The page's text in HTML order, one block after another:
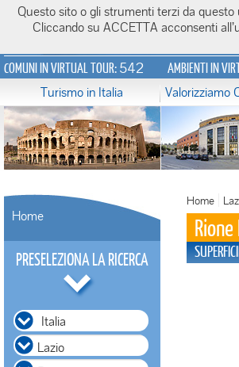
Italiavirtualtour.it
COMUNI IN VIRTUAL TOUR:542 AMBIENTI IN
Turismo in Italia Valorizziamo
Home
PRESELEZIONA LA RICERCA
Italia
Home
Questo sito o gli strumenti terzi da
Cliccando su ACCETTA acconsenti